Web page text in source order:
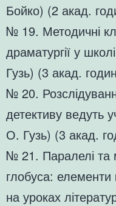
Бойко) (2 акад.
№ 19. Методичні
драматургії у
Гузь) (3 акад.
№ 20.
детективу ведуть
О. Гузь) (3 акад.
№ 21. Паралелі та
глобуса: елементи
на уроках